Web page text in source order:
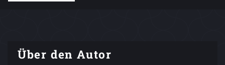
Über den Autor